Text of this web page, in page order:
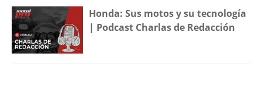
Honda: Sus motos y su tecnología
| Podcast Charlas de Redacción